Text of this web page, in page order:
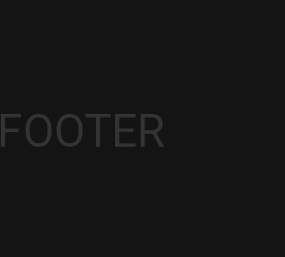
FOOTER